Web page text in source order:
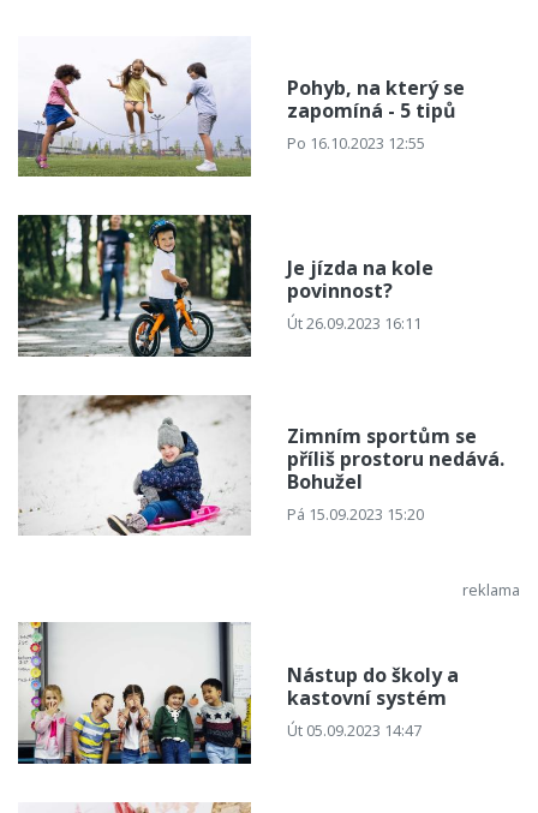
Pohyb, na který se
zapomíná - 5 tipů
Po 16.10.2023 12:55
Je jízda na kole
povinnost?
Út 26.09.2023 16:11
Zimním sportům se
příliš prostoru nedává.
Bohužel
Pá 15.09.2023 15:20
Nástup do školy a
kastovní systém
Út 05.09.2023 14:47